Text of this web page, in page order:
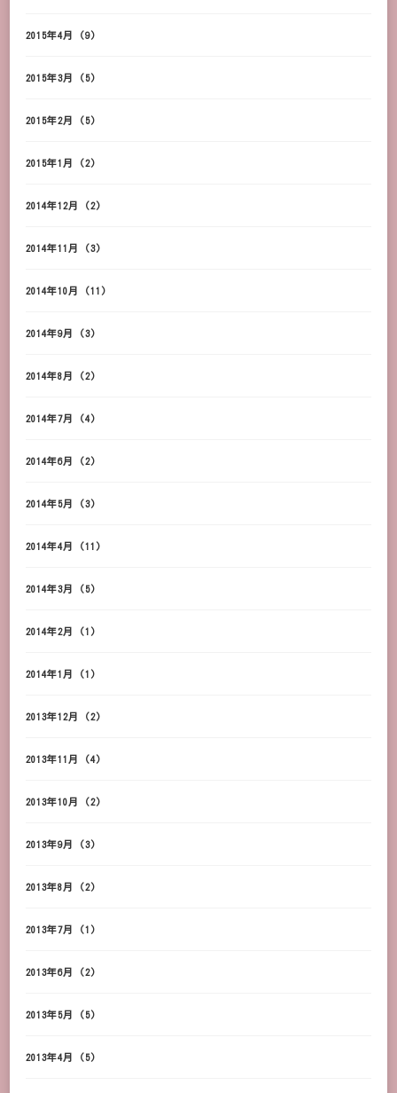
2015年4月 (9)
2015年3月 (5)
2015年2月 (5)
2015年1月 (2)
2014年12月 (2)
2014年11月 (3)
2014年10月 (11)
2014年9月 (3)
2014年8月 (2)
2014年7月 (4)
2014年6月 (2)
2014年5月 (3)
2014年4月 (11)
2014年3月 (5)
2014年2月 (1)
2014年1月 (1)
2013年12月 (2)
2013年11月 (4)
2013年10月 (2)
2013年9月 (3)
2013年8月 (2)
2013年7月 (1)
2013年6月 (2)
2013年5月 (5)
2013年4月 (5)